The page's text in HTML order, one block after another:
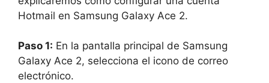
Hotmail en Samsung Galaxy Ace 2.
Paso 1: En la pantalla principal de Samsung
Galaxy Ace 2, selecciona el icono de correo
electrónico.